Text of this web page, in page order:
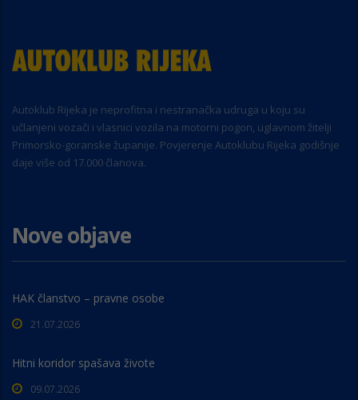
Autoklub Rijeka je neprofitna i nestranačka udruga u koju su
učlanjeni vozači i vlasnici vozila na motorni pogon, uglavnom žitelji
Primorsko-goranske županije. Povjerenje Autoklubu Rijeka godišnje
daje više od 17.000 članova.
Nove objave
HAK članstvo – pravne osobe
21.07.2026
Hitni koridor spašava živote
09.07.2026